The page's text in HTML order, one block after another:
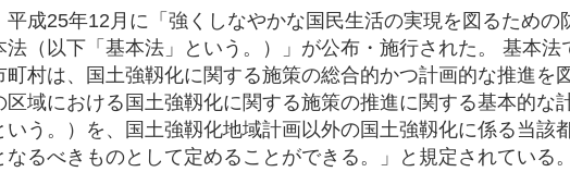
成25年12月に「強くしなやかな国民生活の実現を図るための
法（以下「基本法」という。）」が公布・施行された。 基本
町村は、国土強靱化に関する施策の総合的かつ計画的な推進を
区域における国土強靱化に関する施策の推進に関する基本的な
いう。）を、国土強靱化地域計画以外の国土強靱化に係る当該
なるべきものとして定めることができる。」と規定されている